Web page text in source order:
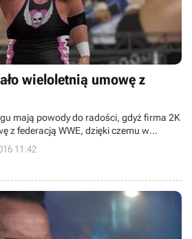
wieloletnią umowę z
mają powody do radości, gdyż firma 2K
z federacją WWE, dzięki czemu w
dostawać nowe produkcje z cyklów WWE
11:42